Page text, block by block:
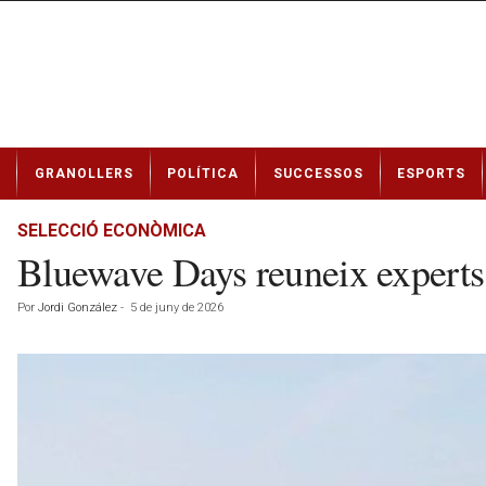
t
GRANOLLERS POLÍTICA SUCCESSOS ESPORTS
SELECCIÓ ECONÒMICA
Bluewave Days reuneix
Por Jordi González - 5 de juny de 2026